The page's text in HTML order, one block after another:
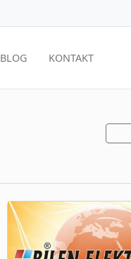
BLOG KONTAKT